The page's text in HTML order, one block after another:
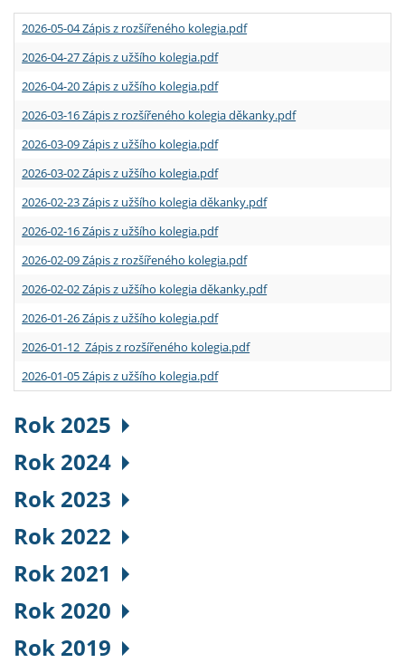
2026-05-04 Zápis z rozšířeného kolegia.pdf
2026-04-27 Zápis z užšího kolegia.pdf
2026-04-20 Zápis z užšího kolegia.pdf
2026-03-16 Zápis z rozšířeného kolegia děkanky.pdf
2026-03-09 Zápis z užšího kolegia.pdf
2026-03-02 Zápis z užšího kolegia.pdf
2026-02-23 Zápis z užšího kolegia děkanky.pdf
2026-02-16 Zápis z užšího kolegia.pdf
2026-02-09 Zápis z rozšířeného kolegia.pdf
2026-02-02 Zápis z užšího kolegia děkanky.pdf
2026-01-26 Zápis z užšího kolegia.pdf
2026-01-12 Zápis z rozšířeného kolegia.pdf
2026-01-05 Zápis z užšího kolegia.pdf
Rok 2025
Rok 2024
Rok 2023
Rok 2022
Rok 2021
Rok 2020
Rok 2019